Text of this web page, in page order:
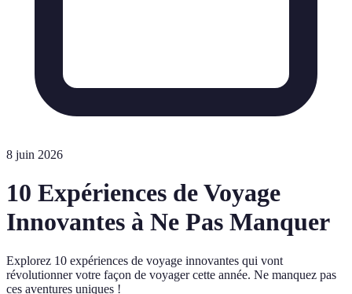
8 juin 2026
10 Expériences de Voyage
Innovantes à Ne Pas Manquer
Explorez 10 expériences de voyage innovantes qui vont
révolutionner votre façon de voyager cette année. Ne manquez pas
ces aventures uniques !